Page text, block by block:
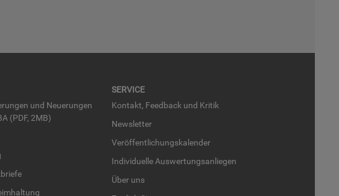
und Neue­run­gen
(PDF, 2MB)
SER­VICE
Kon­takt, Feed­back und Kri­tik
News­let­ter
Ver­öf­fent­li­chungs­ka­len­der
In­di­vi­du­el­le Aus­wer­tungs­an­lie­gen
Über uns